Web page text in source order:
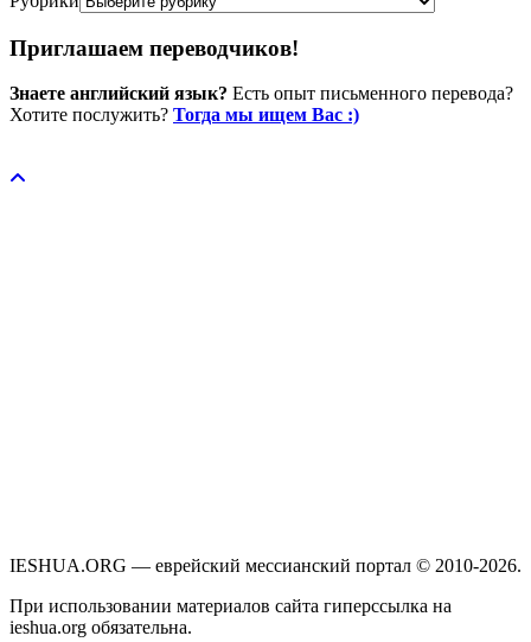
Приглашаем переводчиков!
Знаете английский язык? Есть опыт письменного перевода?
Хотите послужить? Тогда мы ищем Вас :)
IESHUA.ORG — еврейский мессианский портал © 2010-2026.
При использовании материалов сайта гиперссылка на
ieshua.org обязательна.